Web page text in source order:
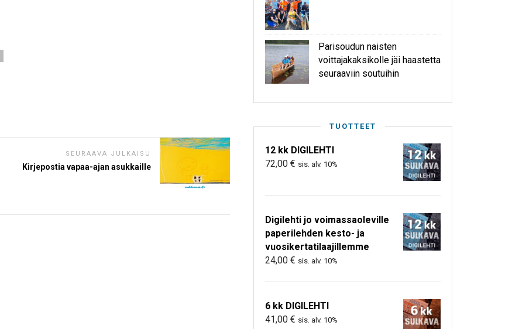
SEURAAVA JULKAISU
Kirjepostia vapaa-ajan asukkaille
Parisoudun naisten
voittajakaksikolle jäi haastetta
seuraaviin soutuihin
TUOTTEET
12 kk DIGILEHTI
72,00 € sis. alv. 10%
Digilehti jo voimassaoleville
paperilehden kesto- ja
vuosikertatilaajillemme
24,00 € sis. alv. 10%
6 kk DIGILEHTI
41,00 € sis. alv. 10%